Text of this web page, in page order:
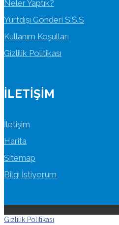
Neler Yaptık?
Yurtdışı Gönderi S.S.S
Kullanım Koşulları
Gizlilik Politikası
İLETIŞIM
İletişim
Harita
Sitemap
Bilgi İstiyorum
Gizlilik Politikası